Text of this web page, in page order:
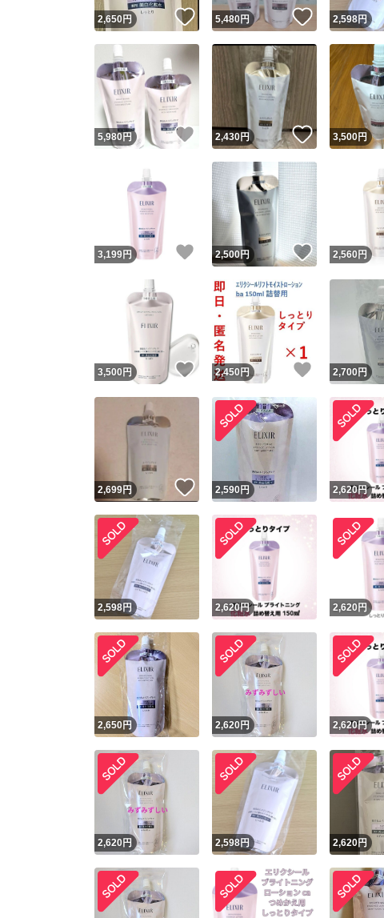
スピード
安心発送
2,650円 いいね！
5,480円 いいね！
2,598円
5,980 円 いいね！
2,430円 いいね！
3,500円
3,199円 いいね！
2,500円 いいね！
2,560 円
3,500 円 いいね！
2,450 円 いいね！
2,700円
2,699円 いいね！
2,590円 2,620円
2,598円 2,620円 2,620 円
2,650円 2,620円 2,620円
2,620円 2,598円 2,620円